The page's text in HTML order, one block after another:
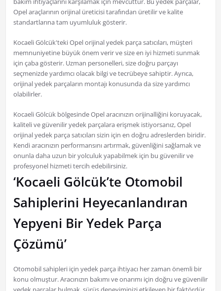
Opel araçlarının orijinal üreticisi tarafından üretilir ve kalite
standartlarına tam uyumluluk gösterir.
Kocaeli Gölcük'teki Opel orijinal yedek parça satıcıları, müşteri
memnuniyetine büyük önem verir ve size en iyi hizmeti sunmak
için çaba gösterir. Uzman personelleri, size doğru parçayı
seçmenizde yardımcı olacak bilgi ve tecrübeye sahiptir. Ayrıca,
orijinal yedek parçaların montajı konusunda da size yardımcı
olabilirler.
Kocaeli Gölcük bölgesinde Opel aracınızın orijinalliğini koruyacak,
kaliteli ve güvenilir yedek parçalara erişmek istiyorsanız, Opel
orijinal yedek parça satıcıları sizin için en doğru adreslerden biridir.
Kendi aracınızın performansını artırmak, güvenliğini sağlamak ve
onunla daha uzun bir yolculuk yapabilmek için bu güvenilir ve
profesyonel hizmeti tercih edebilirsiniz.
‘Kocaeli Gölcük’te Otomobil
Sahiplerini Heyecanlandıran
Yepyeni Bir Yedek Parça
Çözümü’
Otomobil sahipleri için yedek parça ihtiyacı her zaman önemli bir
konu olmuştur. Aracınızın bakımı ve onarımı için doğru ve güvenilir